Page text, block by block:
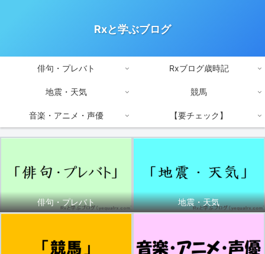
Rxと学ぶブログ
俳句・プレバト Rxブログ歳時記
地震・天気 競馬
音楽・アニメ・声優 【要チェック】
俳句・プレバト 地震・天気